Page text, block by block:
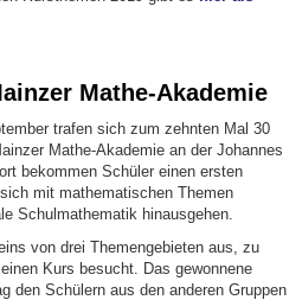
Mathe-Akademie
trafen sich zum zehnten Mal 30
Mathe-Akademie an der Johannes
bekommen Schüler einen ersten
mit mathematischen Themen
Schulmathematik hinausgehen.
von drei Themengebieten aus, zu
Kurs besucht. Das gewonnene
den Schülern aus den anderen Gruppen